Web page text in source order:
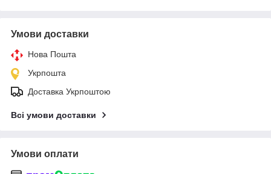
Умови доставки
Нова Пошта
Укрпошта
Доставка Укрпоштою
Всі умови доставки
Умови оплати